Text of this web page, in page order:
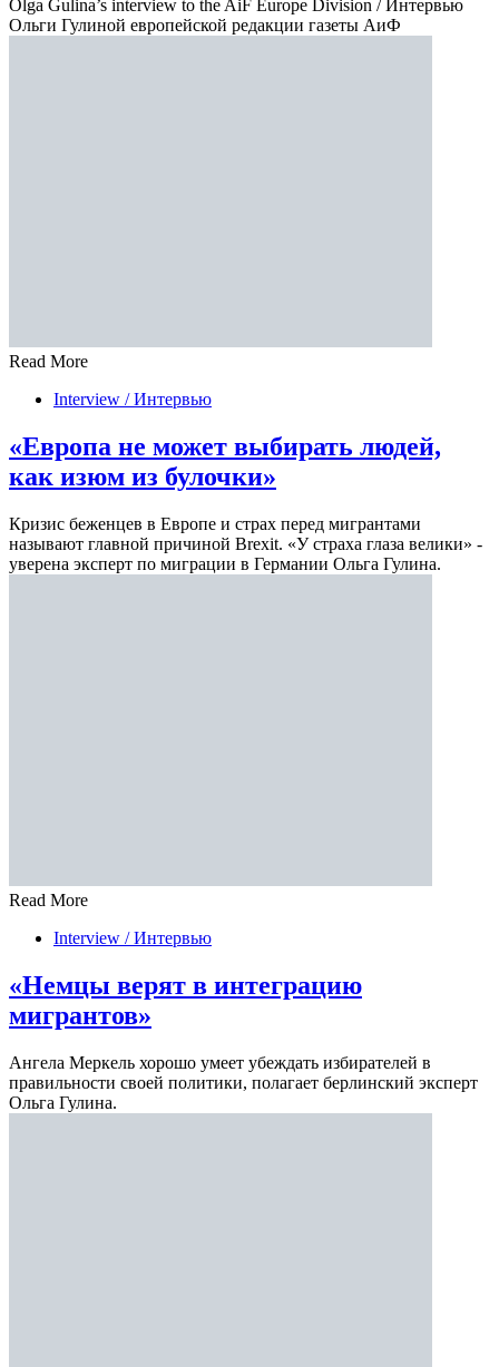
Olga Gulina’s interview to the AiF Europe Division / Интервью
Ольги Гулиной европейской редакции газеты АиФ
Read More
Interview / Интервью
«Европа не может выбирать людей,
как изюм из булочки»
Кризис беженцев в Европе и страх перед мигрантами
называют главной причиной Brexit. «У страха глаза велики» -
уверена эксперт по миграции в Германии Ольга Гулина.
Read More
Interview / Интервью
«Немцы верят в интеграцию
мигрантов»
Ангела Меркель хорошо умеет убеждать избирателей в
правильности своей политики, полагает берлинский эксперт
Ольга Гулина.